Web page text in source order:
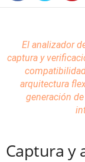
El analizador
captura y
arquitectura
generación
Captura y